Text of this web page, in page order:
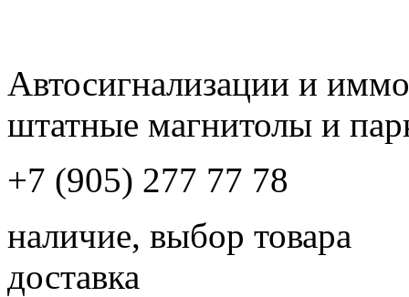
Автосигнализации и
штатные магнитолы и
+7 (905) 277 77 78
наличие, выбор товара
доставка